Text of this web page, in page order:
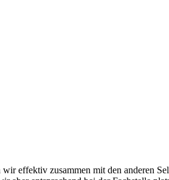
effektiv zusammen mit den anderen